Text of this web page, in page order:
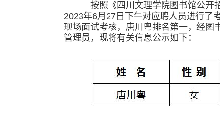
按照《四川文理学院图书馆公开
2023年6月27日下午对应聘人员进行了
现场面试考核，唐川粤排名第一，经图
管理员，现将有关信息公示如下：